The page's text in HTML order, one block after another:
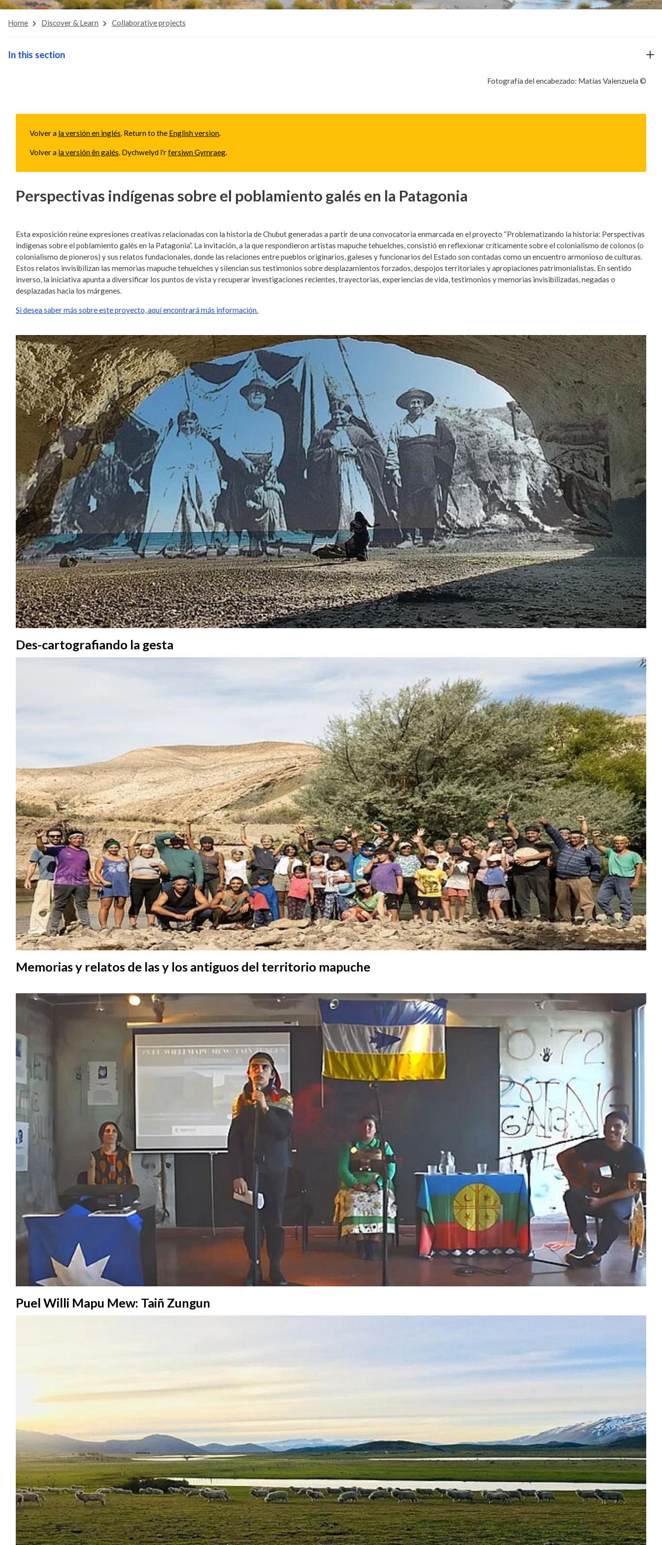
Home Discover & Learn Collaborative projects
Fotografía del encabezado: Matías Valenzuela ©
Volver a la versión en inglés. Return to the English version.
Volver a la versión ên galés. Dychwelyd i'rfersiwn Gymraeg.
Perspectivas indígenas sobre el poblamiento galés en la Patagonia
Esta exposición reúne expresiones creativas relacionadas con la historia de Chubut generadas a partir de una convocatoria enmarcada en el proyecto “Problematizando la historia: Perspectivas
indígenas sobre el poblamiento galés en la Patagonia”. La invitación, a la que respondieron artistas mapuche tehuelches, consistió en reflexionar críticamente sobre el colonialismo de colonos (o
colonialismo de pioneros) y sus relatos fundacionales, donde las relaciones entre pueblos originarios, galeses y funcionarios del Estado son contadas como un encuentro armonioso de culturas.
Estos relatos invisibilizan las memorias mapuche tehuelches y silencian sus testimonios sobre desplazamientos forzados, despojos territoriales y apropiaciones patrimonialistas. En sentido
inverso, la iniciativa apunta a diversificar los puntos de vista y recuperar investigaciones recientes, trayectorias, experiencias de vida, testimonios y memorias invisibilizadas, negadas o
desplazadas hacia los márgenes.
Si desea saber más sobre este proyecto, aquí encontrará más información.
Des-cartografiando la gesta
Memorias y relatos de las y los antiguos del territorio mapuche
Puel Willi Mapu Mew: Taiñ Zungun
In this section